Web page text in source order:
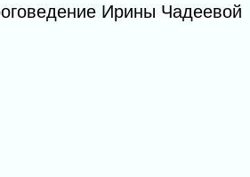
Ирины Чадеевой